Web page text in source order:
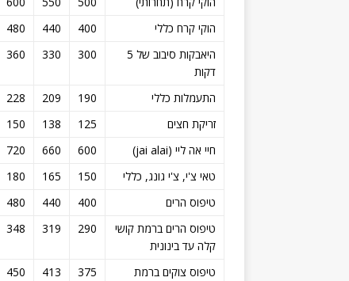
הוקי קרח כללי
400
440
480
היאבקות סיבוב של 5
דקות
300
330
360
התעמלות כללי 190
209
228
זריקת חצים
125
138
150
חיי אה ליי (jai alai)
600
660
720
טאי צ'י, צ'י גונג, כללי
150
165
180
טיפוס הרים
400
440
480
טיפוס הרים ברמת קושי
קלה עד בינונית
290
319
348
טיפוס צוקים ברמת
375
413
450